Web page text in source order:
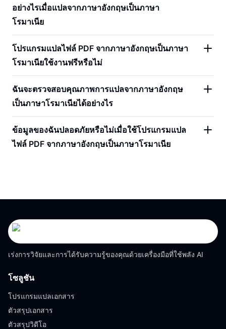
อย่างไรเมื่อแปลจากภาษาอังกฤษเป็นภาษา
โรมาเนีย
โปรแกรมแปลไฟล์ PDF จากภาษาอังกฤษเป็นภาษา
โรมาเนียใช้งานฟรีหรือไม่
ฉันจะตรวจสอบคุณภาพการแปลจากภาษาอังกฤษ
เป็นภาษาโรมาเนียได้อย่างไร
ข้อมูลของฉันปลอดภัยหรือไม่เมื่อใช้โปรแกรมแปล
ไฟล์ PDF จากภาษาอังกฤษเป็นภาษาโรมาเนีย
เร่งการวิจัยและการได้รับความรู้ของคุณด้วยเครื่องมือที่ใช้พลัง AI
โซลูชัน
โปรแกรมแปลเอกสาร
ตัวสรุปเอกสาร
ตัวสรุปวิดีโอ